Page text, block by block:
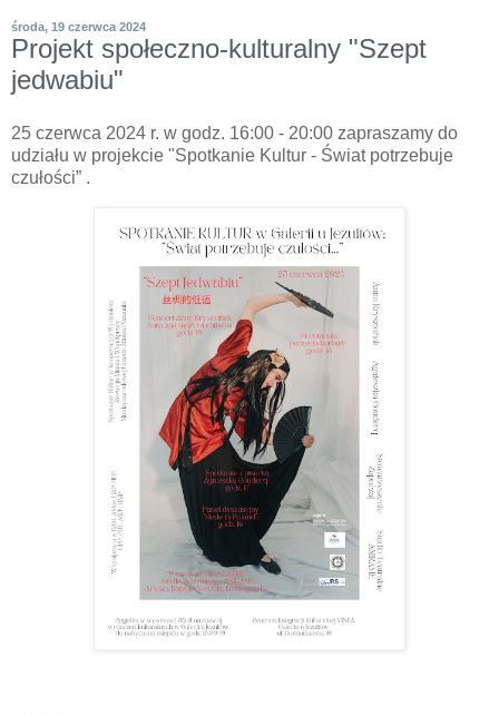
środa, 19 czerwca 2024
Projekt społeczno-kulturalny "Szept
jedwabiu"
25 czerwca 2024 r. w godz. 16:00 - 20:00 zapraszamy do
udziału w projekcie "Spotkanie Kultur - Świat potrzebuje
czułości” .